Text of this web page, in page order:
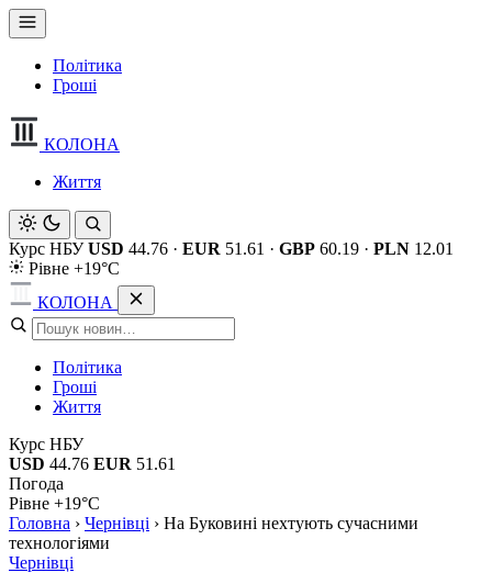
Політика
Гроші
КОЛОНА
Життя
Курс НБУ USD 44.76 · EUR 51.61 · GBP 60.19 · PLN 12.01
Рівне +19°C
КОЛОНА
Політика
Гроші
Життя
Курс НБУ
USD 44.76 EUR 51.61
Погода
Рівне +19°C
Головна › Чернівці › На Буковині нехтують сучасними
технологіями
Чернівці